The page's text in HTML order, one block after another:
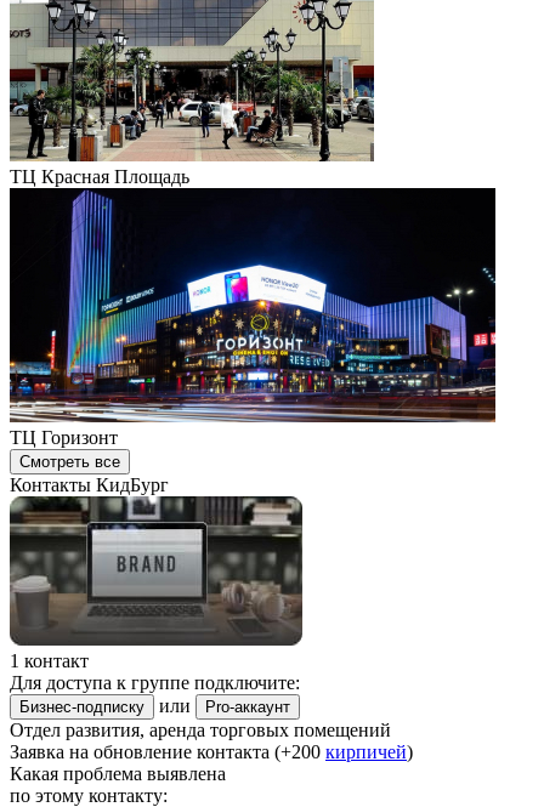
ТЦ Красная Площадь
ТЦ Горизонт
Смотреть все
Контакты КидБург
1 контакт
Для доступа к группе подключите:
Бизнес-подписку или Pro-аккаунт
Отдел развития, аренда торговых помещений
Заявка на обновление контакта (+200 кирпичей)
Какая проблема выявлена
по этому контакту: